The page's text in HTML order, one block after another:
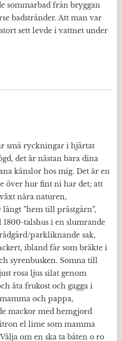
sommarbad från bryggan
badstränder. Att man var
sett levde i vattnet under
små ryckningar i hjärtat
det är nästan bara dina
känslor hos mig. Det är en
över hur fint ni har det; att
nära naturen,
”hem till prästgårn”,
talshus i en slumrande
parkliknande sak,
ibland får som bräkte i
syrenbusken. Somna till
rosa ljus silat genom
äta frukost och gagga i
och pappa,
mackor med hemgjord
el lime som mamma
om en ska ta båten o ro